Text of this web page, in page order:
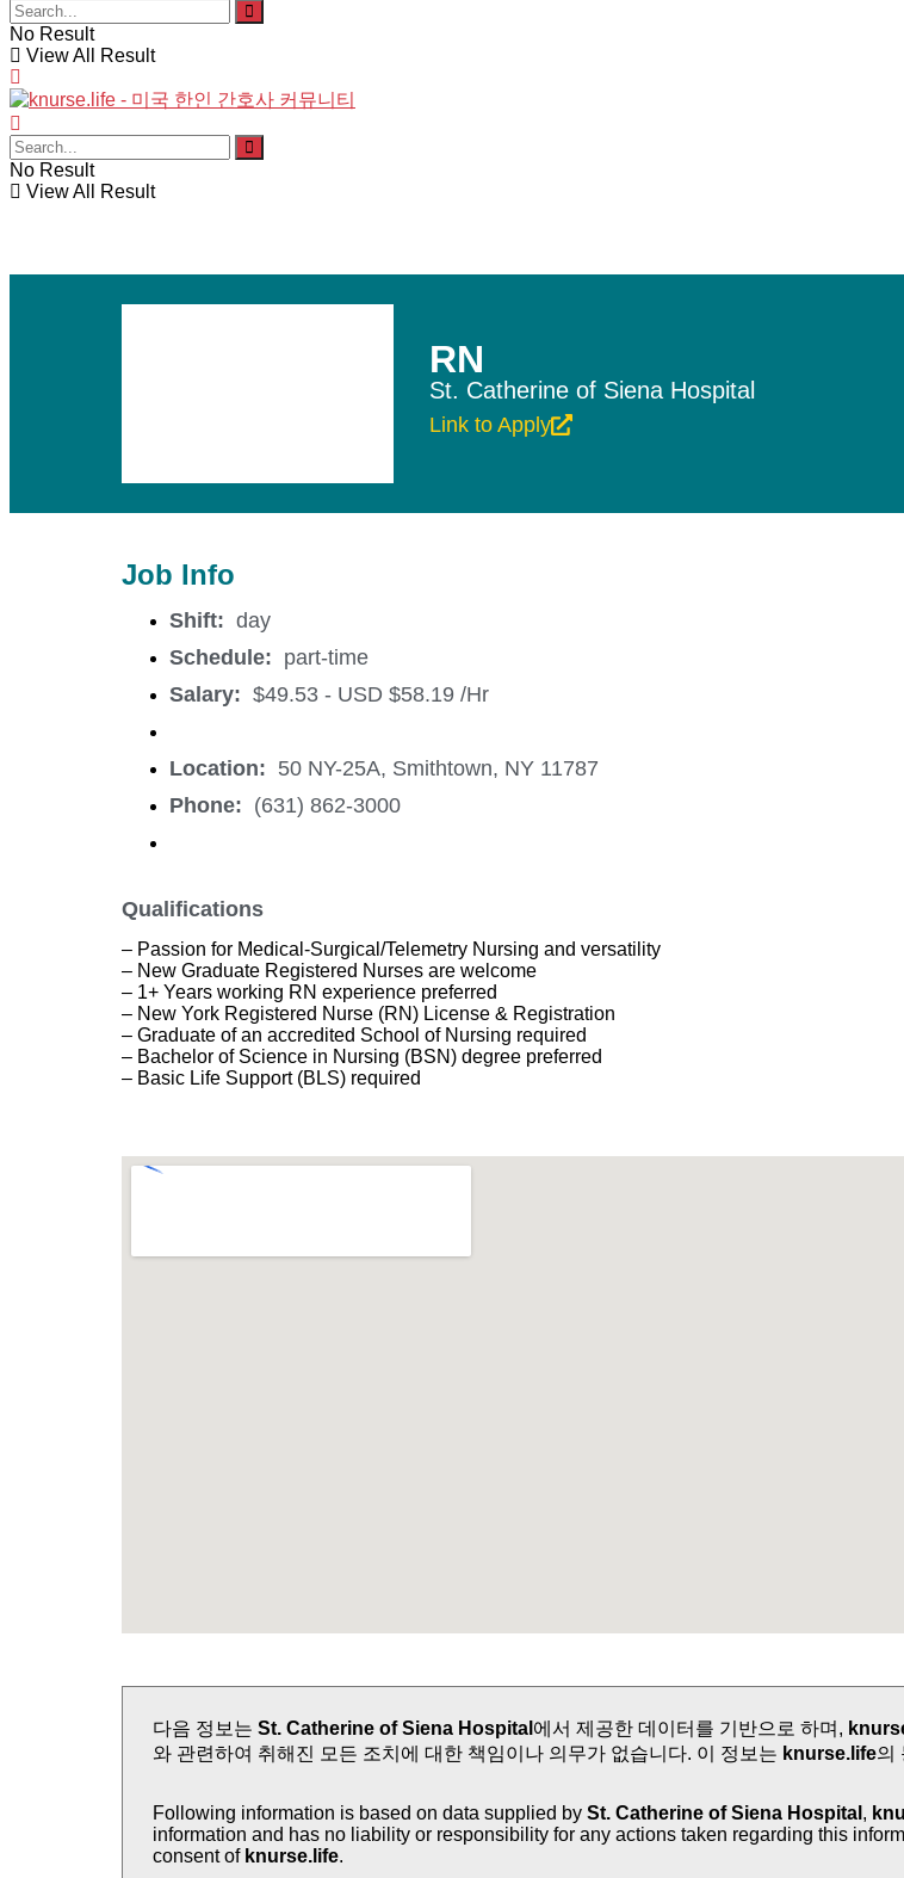
No Result
View All Result
No Result
View All Result
RN
St. Catherine of Siena Hospital
Link to Apply
Job Info
Shift: day
Schedule: part-time
Salary: $49.53 - USD $58.19 /Hr
Location: 50 NY-25A, Smithtown, NY 11787
Phone: (631) 862-3000
Qualifications
– Passion for Medical-Surgical/Telemetry Nursing and versatility
– New Graduate Registered Nurses are welcome
– 1+ Years working RN experience preferred
– New York Registered Nurse (RN) License & Registration
– Graduate of an accredited School of Nursing required
– Bachelor of Science in Nursing (BSN) degree preferred
– Basic Life Support (BLS) required
다음 정보는 St. Catherine of Siena Hospital 에서 제공한 데이터를 기반으로 하며,
와 관련하여 취해진 모든 조치에 대한 책임이나 의무가 없습니다. 이 정보는 knurse.life의
Following information is based on data supplied by St. Catherine of Siena Hospital ,
information and has no liability or responsibility for any actions taken regarding this
consent of knurse.life.